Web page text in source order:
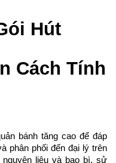
Hút
Cách Tính
bánh tăng cao để đáp
phân phối đến đại lý trên
liệu và bao bì, sử